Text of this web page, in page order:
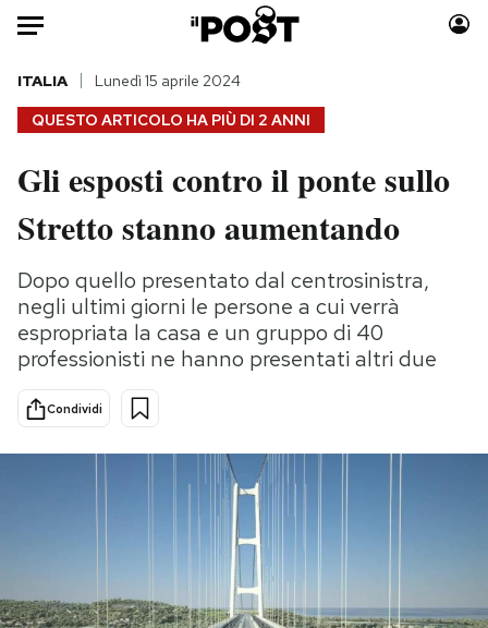
HOME
Italia
Politica
Tecnologia
Internet
Scienza
Cultura
Economia
Moda
Consumismi
Storie/Idee
Ok Boomer!
Media
Europa
NEWSLETTER
QUESTO ARTICOLO HA PIÙ DI 2 ANNI
ITALIA Lunedì 15 aprile 2024
Gli esposti contro il ponte sullo
Stretto stanno aumentando
Dopo quello presentato dal centrosinistra,
negli ultimi giorni le persone a cui verrà
espropriata la casa e un gruppo di 40
professionisti ne hanno presentati altri due
Condividi